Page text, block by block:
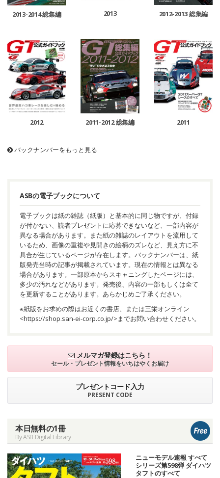
2013-2014 総集編 2013 2012-2013 総集編
2012 2011-2012 総集編 2011
バックナンバーをもっと見る
ASBの電子ブックについて
電子ブックは紙の雑誌（紙版）と基本的に同じ物ですが、付録
が付かない、読者プレゼントに応募できないなど、一部内容が
異なる場合があります。また紙の雑誌のレイアウトを流用して
いるため、画像の重複や見開きの絵柄のズレなど、見え方に不
具合が生じているページが存在します。バックナンバーは、紙
版発売当時の記事が掲載されています。現在の情報とは異なる
場合があります。一部原本からスキャニングしたページには、
多少の汚れなどがあります。発売後、内容の一部もしくは全て
を更新することがあります。あらかじめご了承ください。
※紙版をお求めの際はお近くの書店、または三栄オンライン
<https://shop.san-ei-corp.co.jp/>までお問い合わせください。
メルマガ登録はこちら！
セール・プレゼント情報をいちはやくお届け
プレゼントコード入力
PRESENT CODE
本日無料の1冊
By ASB Digital Library
ニューモデル速報 すべて
シリーズ第598弾 ダイハツ
タフトのすべて